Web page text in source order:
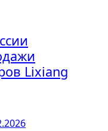
Lixiang